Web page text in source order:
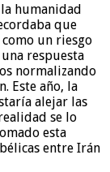
humanidad
que
un riesgo
respuesta
normalizando
Este año, la
alejar las
se lo
esta
entre Irán